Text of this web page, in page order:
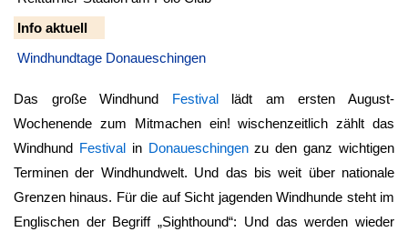
Info aktuell
Windhundtage Donaueschingen
Das große Windhund Festivallädt am ersten August-
Wochenende zum Mitmachen ein! wischenzeitlich zählt das
Windhund Festivalin Donaueschingenzu den ganz wichtigen
Terminen der Windhundwelt. Und das bis weit über nationale
Grenzen hinaus. Für die auf Sicht jagenden Windhunde steht im
Englischen der Begriff „Sighthound“: Und das werden wieder